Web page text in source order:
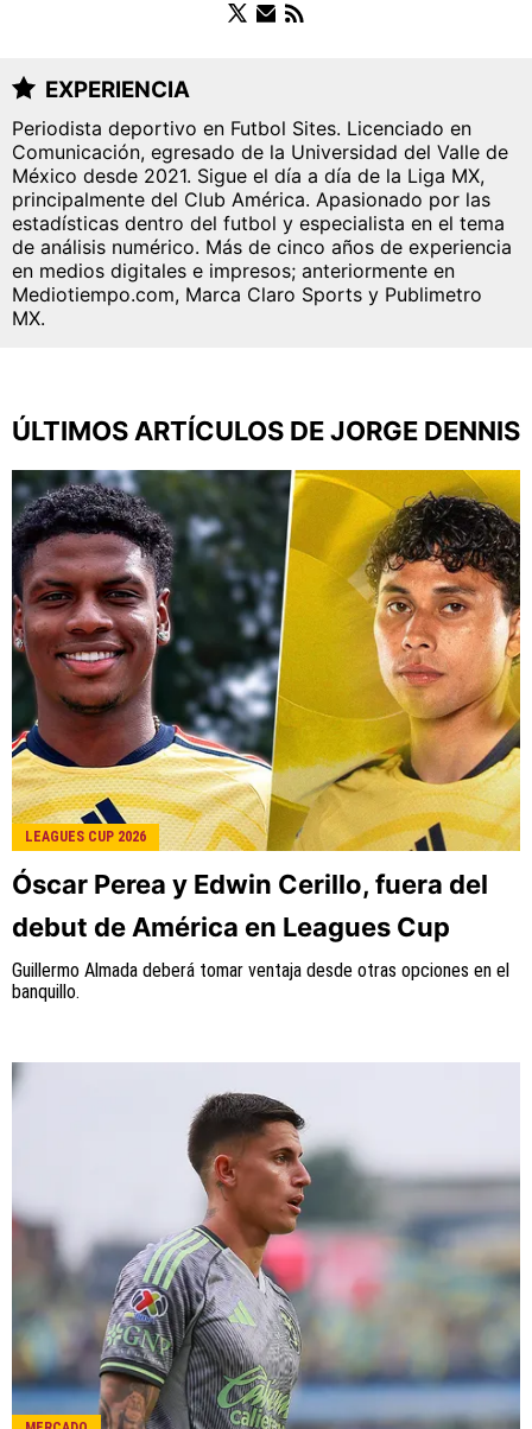
QUIENES SOMOS | STAFF | CONTACTO |
ESCRIBE EN ÁGUILAS MONUMENTAL
América Monumental es una sección especial del
portal Bolavip.com con información destinada a los
fans del Club América.
Esta sección no tiene relación alguna con el club.
Términos y Condiciones
Políticas de Privacidad
Política Editorial
Ad Choices
América Monumental, al igual que Futbol Sites,
es una compañía perteneciente a Better
Collective. Todos los derechos reservados.
EXPERIENCIA
Periodista deportivo en Futbol Sites. Licenciado en
Comunicación, egresado de la Universidad del Valle de
México desde 2021. Sigue el día a día de la Liga MX,
principalmente del Club América. Apasionado por las
estadísticas dentro del futbol y especialista en el tema
de análisis numérico. Más de cinco años de experiencia
en medios digitales e impresos; anteriormente en
Mediotiempo.com, Marca Claro Sports y Publimetro
MX.
ÚLTIMOS ARTÍCULOS DE JORGE DENNIS
LEAGUES CUP 2026
Óscar Perea y Edwin Cerillo, fuera del
debut de América en Leagues Cup
Guillermo Almada deberá tomar ventaja desde otras opciones en el
banquillo.